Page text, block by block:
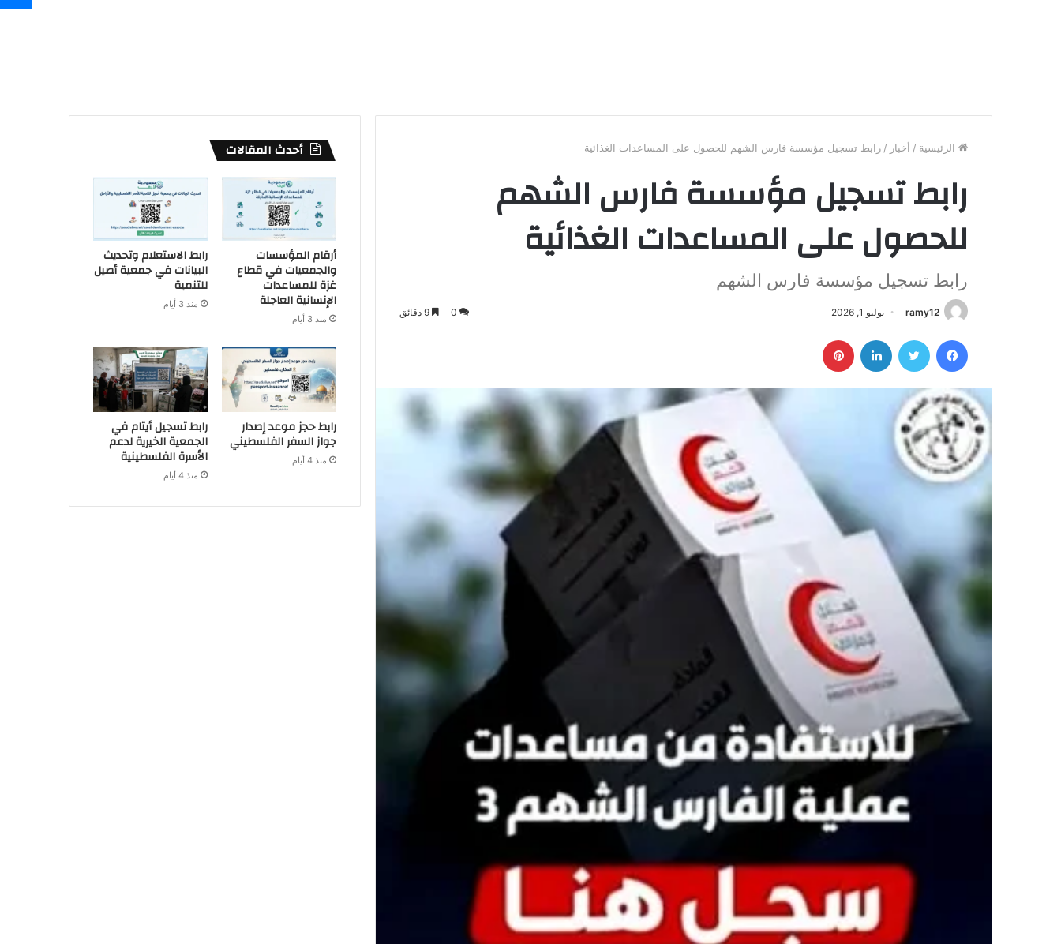
الرئيسية / أخبار / رابط تسجيل مؤسسة فارس الشهم للحصول على المساعدات الغذائية
رابط تسجيل مؤسسة فارس الشهم
للحصول على المساعدات الغذائية
رابط تسجيل مؤسسة فارس الشهم
ramy12 يوليو 1, 2026 0
فيسبوك تويتر لينكدإن
أحدث المقالات
أرقام المؤسسات
والجمعيات في قطاع
غزة للمساعدات
الإنسانية العاجلة
منذ 3 أيام
رابط الاستعلام وتحديث
البيانات في جمعية أصيل
للتنمية
منذ 3 أيام
رابط حجز موعد إصدار
جواز السفر الفلسطيني
منذ 4 أيام
رابط تسجيل أيتام في
الجمعية الخيرية لدعم
الأسرة الفلسطينية
منذ 4 أيام